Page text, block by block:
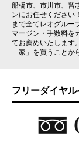
船橋市、市川市、習
ンにお任せください
まで全てレオグルー
マージン・手数料を
てお薦めいたします
「家」を買うこと
フリーダイヤ